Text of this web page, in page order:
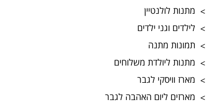
מתנות לולנטיין
לילדים וגני ילדים
תמונות מתנה
מתנות ליולדת משלוחים
מארז וויסקי לגבר
מארזים ליום האהבה לגבר